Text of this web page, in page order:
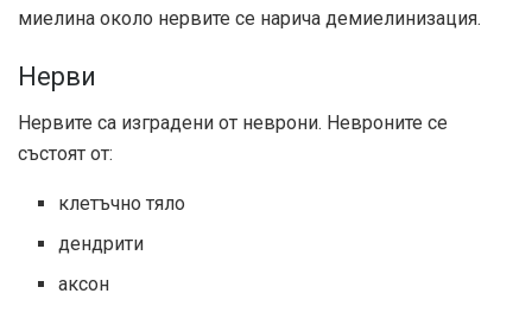
миелина около нервите се нарича демиелинизация.
Нерви
Нервите са изградени от неврони. Невроните се
състоят от:
клетъчно тяло
дендрити
аксон